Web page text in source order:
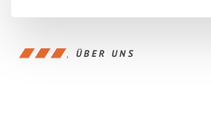
ÜBER UNS